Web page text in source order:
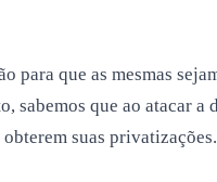
para que as mesmas
que ao atacar
suas privatizações.